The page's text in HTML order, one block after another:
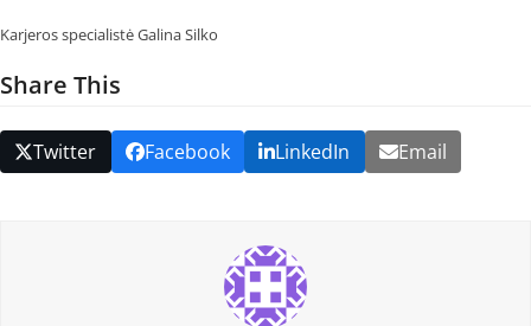
Karjeros specialistė Galina Silko
Share This
Twitter Facebook LinkedIn Email